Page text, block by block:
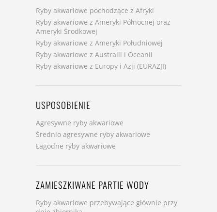
Ryby akwariowe pochodzące z Afryki
Ryby akwariowe z Ameryki Północnej oraz
Ameryki Środkowej
Ryby akwariowe z Ameryki Południowej
Ryby akwariowe z Australii i Oceanii
Ryby akwariowe z Europy i Azji (EURAZJI)
USPOSOBIENIE
Agresywne ryby akwariowe
Średnio agresywne ryby akwariowe
Łagodne ryby akwariowe
ZAMIESZKIWANE PARTIE WODY
Ryby akwariowe przebywające głównie przy